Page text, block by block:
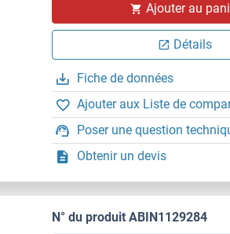
Ajouter au
Détails
Fiche de données
Ajouter aux Liste de
Poser une question
Obtenir un devis
N° du produit ABIN1129284